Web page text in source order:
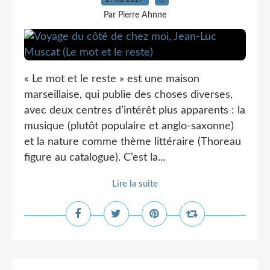
Par Pierre Ahnne
« Le mot et le reste » est une maison
marseillaise, qui publie des choses diverses,
avec deux centres d’intérêt plus apparents : la
musique (plutôt populaire et anglo-saxonne)
et la nature comme thème littéraire (Thoreau
figure au catalogue). C’est la...
Lire la suite